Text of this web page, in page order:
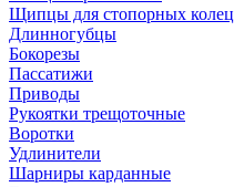
Щипцы для стопорных колец
Длинногубцы
Бокорезы
Пассатижи
Приводы
Рукоятки трещоточные
Воротки
Удлинители
Шарниры карданные